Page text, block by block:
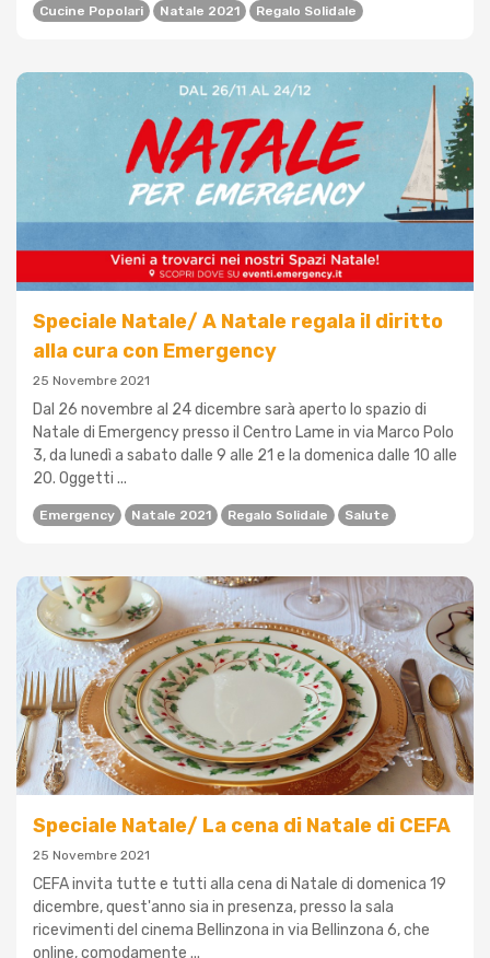
Cucine Popolari Natale 2021 Regalo Solidale
Speciale Natale/ A Natale regala il diritto
alla cura con Emergency
25 Novembre 2021
Dal 26 novembre al 24 dicembre sarà aperto lo spazio di
Natale di Emergency presso il Centro Lame in via Marco Polo
3, da lunedì a sabato dalle 9 alle 21 e la domenica dalle 10 alle
20. Oggetti ...
Emergency Natale 2021 Regalo Solidale Salute
Speciale Natale/ La cena di Natale di CEFA
25 Novembre 2021
CEFA invita tutte e tutti alla cena di Natale di domenica 19
dicembre, quest'anno sia in presenza, presso la sala
ricevimenti del cinema Bellinzona in via Bellinzona 6, che
online, comodamente ...